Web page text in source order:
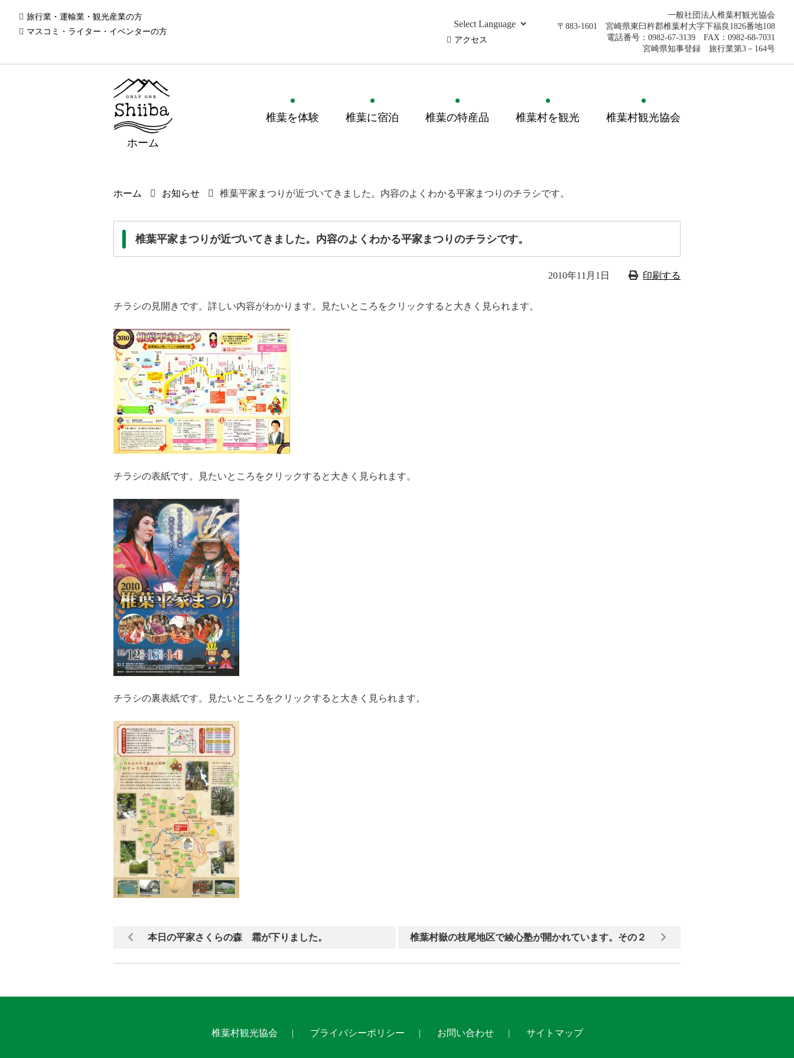
旅行業・運輸業・観光産業の方
マスコミ・ライター・イベンターの方
アクセス
一般社団法人椎葉村観光協会
〒883-1601 宮崎県東臼杵郡椎葉村大字下福良1826番地108
電話番号：0982-67-3139 FAX：0982-68-7031
宮崎県知事登録 旅行業第3－164号
ホーム
椎葉を体験 椎葉に宿泊 椎葉の特産品 椎葉村を観光 椎葉村観光協会
ホーム お知らせ 椎葉平家まつりが近づいてきました。内容のよくわかる平家まつりのチラシです。
椎葉平家まつりが近づいてきました。内容のよくわかる平家まつりのチラシです。
2010年11月1日 印刷する
チラシの見開きです。詳しい内容がわかります。見たいところをクリックすると大きく見られます。
チラシの表紙です。見たいところをクリックすると大きく見られます。
チラシの裏表紙です。見たいところをクリックすると大きく見られます。
本日の平家さくらの森 霜が下りました。 椎葉村嶽の枝尾地区で綾心塾が開かれています。その２
椎葉村観光協会 プライバシーポリシー お問い合わせ サイトマップ